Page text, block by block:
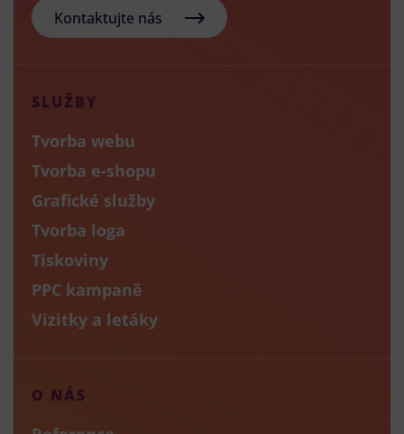
Kontaktujte nás
SLUŽBY
Tvorba webu
Tvorba e-shopu
Grafické služby
Tvorba loga
Tiskoviny
PPC kampaně
Vizitky a letáky
O NÁS